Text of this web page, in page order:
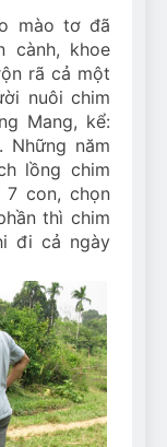
mào tơ đã
cành, khoe
rã cả một
nuôi chim
Mang, kể:
Những năm
lồng chim
con, chọn
thì chim
đi cả ngày